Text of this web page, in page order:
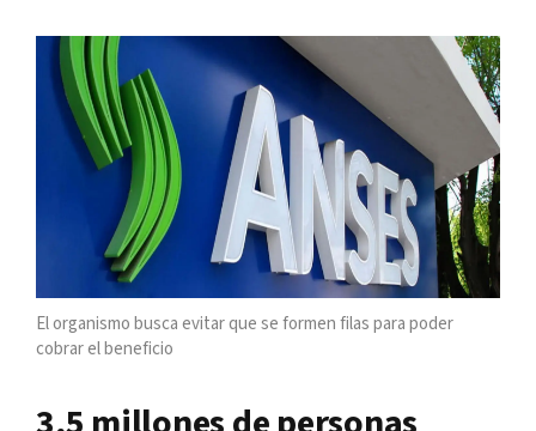
El organismo busca evitar que se formen filas para poder
cobrar el beneficio